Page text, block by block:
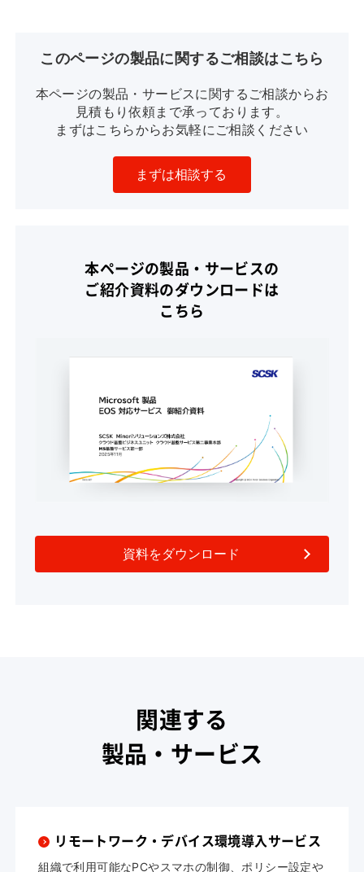
このページの製品に関するご相談はこちら
本ページの製品・サービスに関するご相談からお
見積もり依頼まで承っております。
まずはこちらからお気軽にご相談ください
まずは相談する
本ページの製品・サービスの
ご紹介資料のダウンロードは
こちら
資料をダウンロード
関連する
製品・サービス
リモートワーク・デバイス環境導入サービス
組織で利用可能なPCやスマホの制御、ポリシー設定や